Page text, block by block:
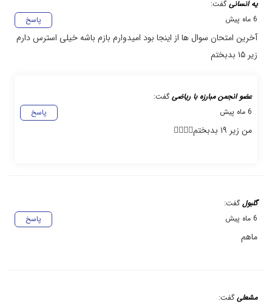
یه انسانی گفت:
پاسخ
6 ماه پیش
آخرین امتحان سوال ها از اینجا بود امیدوارم بازم باشه خیلی استرس دارم
زیر ۱۵ بدبختم
عضو انجمن مبارزه با ریاضی گفت:
پاسخ
6 ماه پیش
من زیر ۱۹ بدبختم🤦‍♀️🤦‍♀️
گلبول گفت:
پاسخ
6 ماه پیش
ماهم
مشعلی گفت: